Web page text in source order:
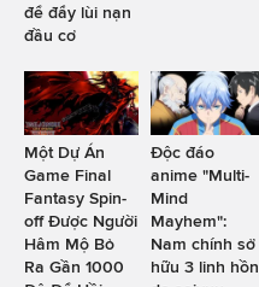
để đẩy lùi nạn
đầu cơ
Một Dự Án
Game Final
Fantasy Spin-
off Được Người
Hâm Mộ Bỏ
Ra Gần 1000
Độc đáo
anime "Multi-
Mind
Mayhem":
Nam chính sở
hữu 3 linh hồn